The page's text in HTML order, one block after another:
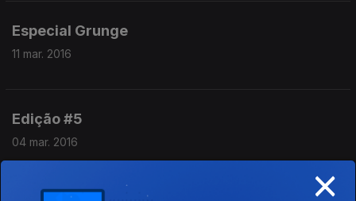
Especial Grunge
11 mar. 2016
Edição #5
04 mar. 2016
×